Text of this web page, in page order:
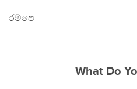
රම්පෙ
What Do